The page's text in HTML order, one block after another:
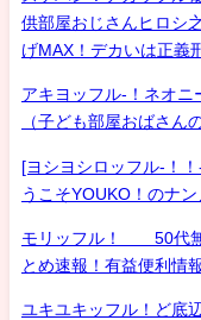
供部屋おじさんヒロシ
げMAX！デカいは正義
アキヨッフル-！ネオニ
（子ども部屋おばさん
[ヨシヨシロッフル-！
うこそYOUKO！のナ
モリッフル！ 50代無
とめ速報！有益便利
ユキユキッフル！ど底